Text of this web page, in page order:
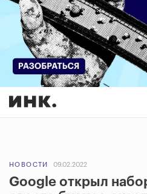
НОВОСТИ 09.02.2022
Google открыл